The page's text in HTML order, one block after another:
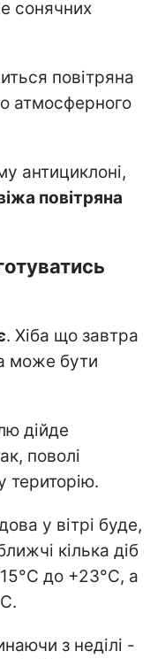
сонячних
повітряна
атмосферного
антициклоні,
повітряна
. Хіба що завтра
може бути
дійде
поволі
територію.
у вітрі буде,
кілька діб
до +23°С, а
з неділі -